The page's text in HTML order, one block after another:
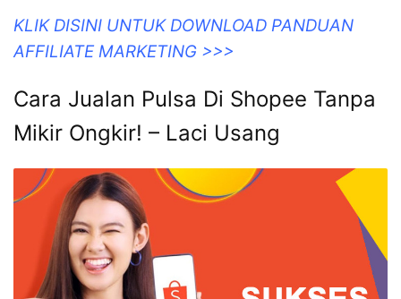
KLIK DISINI UNTUK DOWNLOAD PANDUAN
AFFILIATE MARKETING >>>
Cara Jualan Pulsa Di Shopee Tanpa
Mikir Ongkir! – Laci Usang